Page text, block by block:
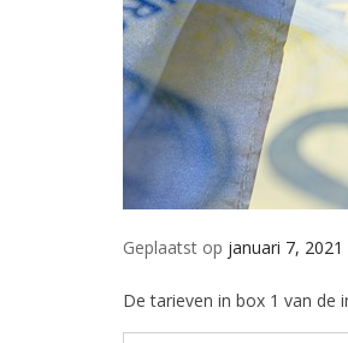
Geplaatst op januari 7, 2021
De tarieven in box 1 van de